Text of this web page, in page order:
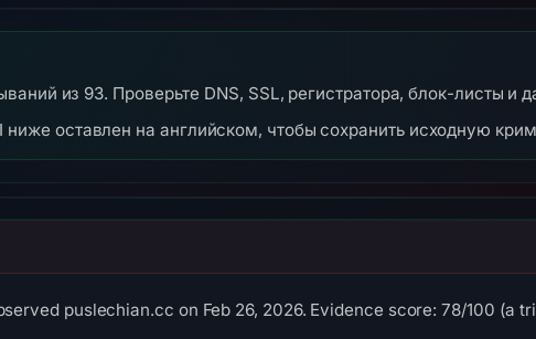
из 93. Проверьте DNS, SSL, регистратора, блок-листы и
оставлен на английском, чтобы сохранить исходную
puslechian.cc on Feb 26, 2026. Evidence score: 78/100 (a